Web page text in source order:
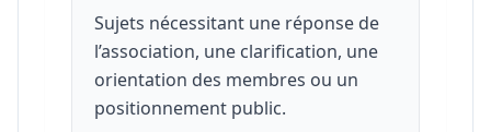
Sujets nécessitant une réponse de
l’association, une clarification, une
orientation des membres ou un
positionnement public.